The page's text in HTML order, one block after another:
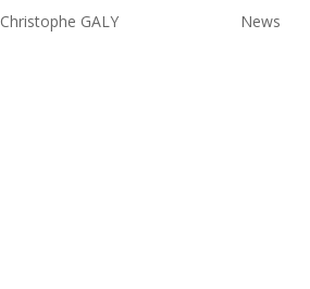
Christophe GALY News